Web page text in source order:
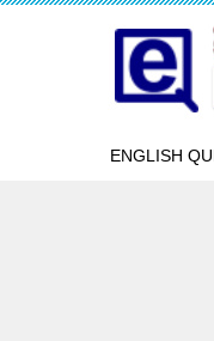
ENGLISH